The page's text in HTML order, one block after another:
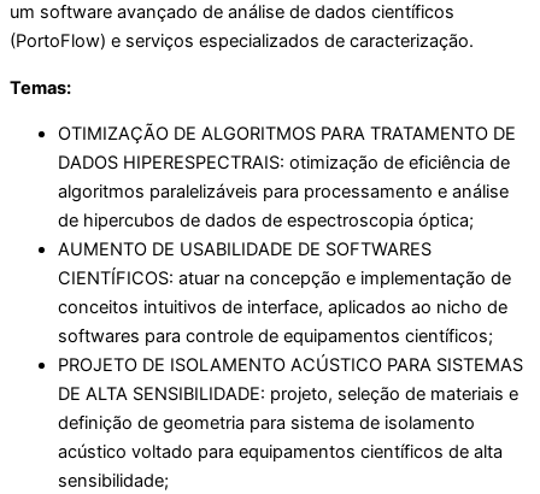
um software avançado de análise de dados científicos
(PortoFlow) e serviços especializados de caracterização.
Temas:
OTIMIZAÇÃO DE ALGORITMOS PARA TRATAMENTO DE
DADOS HIPERESPECTRAIS: otimização de eficiência de
algoritmos paralelizáveis para processamento e análise
de hipercubos de dados de espectroscopia óptica;
AUMENTO DE USABILIDADE DE SOFTWARES
CIENTÍFICOS: atuar na concepção e implementação de
conceitos intuitivos de interface, aplicados ao nicho de
softwares para controle de equipamentos científicos;
PROJETO DE ISOLAMENTO ACÚSTICO PARA SISTEMAS
DE ALTA SENSIBILIDADE: projeto, seleção de materiais e
definição de geometria para sistema de isolamento
acústico voltado para equipamentos científicos de alta
sensibilidade;